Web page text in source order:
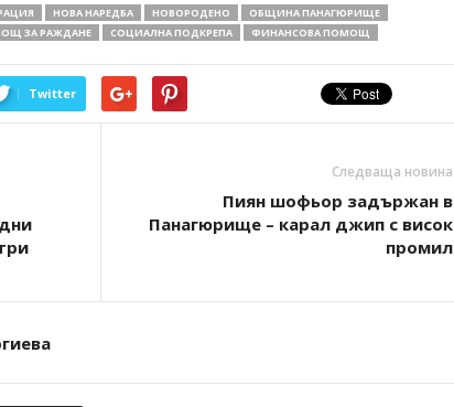
НОВА НАРЕДБА НОВОРОДЕНО
ОБЩИНА ПАНАГЮРИЩЕ
ЗА РАЖДАНЕ СОЦИАЛНА ПОДКРЕПА ФИНАНСОВА ПОМОЩ
Twitter
Следваща новина
Пиян шофьор задържан в
Панагюрище – карал джип с висок
промил